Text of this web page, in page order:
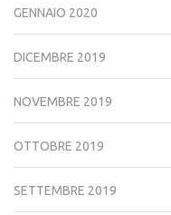
GENNAIO 2020
DICEMBRE 2019
NOVEMBRE 2019
OTTOBRE 2019
SETTEMBRE 2019